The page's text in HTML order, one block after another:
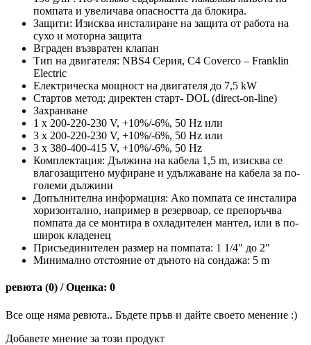
помпата и увеличава опасността да блокира.
Защити: Изисква инсталиране на защита от работа на
сухо и моторна защита
Вграден възвратен клапан
Тип на двигателя: NBS4 Серия, C4 Coverco – Franklin
Electric
Eлектрическа мощност на двигателя до 7,5 kW
Стартов метод: директен старт- DOL (direct-on-line)
Захранване
1 x 200-220-230 V, +10%/-6%, 50 Hz или
3 x 200-220-230 V, +10%/-6%, 50 Hz или
3 x 380-400-415 V, +10%/-6%, 50 Hz
Комплектация: Дължина на кабела 1,5 m, изисква се
влагозащитено муфиране и удължаване на кабела за по-
големи дължини
Допълнителна информация: Ако помпата се инсталира
хоризонтално, например в резервоар, се препоръчва
помпата да се монтира в охладителен мантел, или в по-
широк кладенец
Присъединителен размер на помпата: 1 1/4″ до 2″
Минимално отстояние от дъното на сондажа: 5 m
ревюта (0) / Оценка: 0
Все още няма ревюта.. Бъдете пръв и дайте своето менение :)
Добавете мнение за този продукт